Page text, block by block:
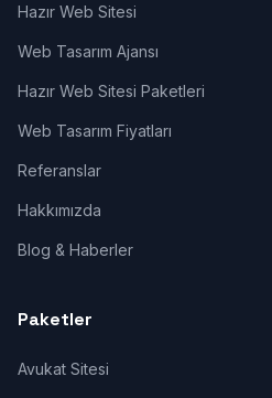
Hazır Web Sitesi
Web Tasarım Ajansı
Hazır Web Sitesi Paketleri
Web Tasarım Fiyatları
Referanslar
Hakkımızda
Blog & Haberler
Paketler
Avukat Sitesi